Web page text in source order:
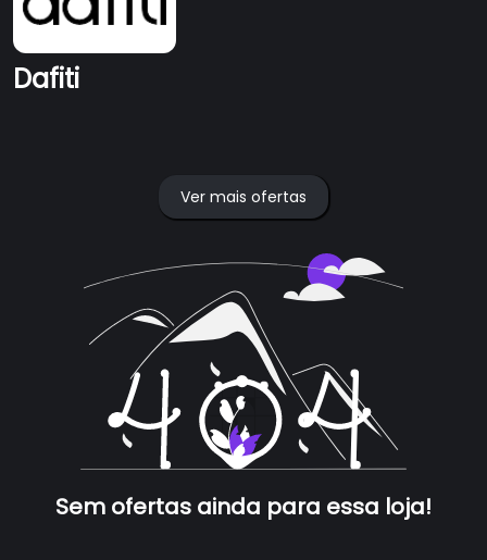
Dafiti
Ver mais ofertas
Sem ofertas ainda para essa loja!